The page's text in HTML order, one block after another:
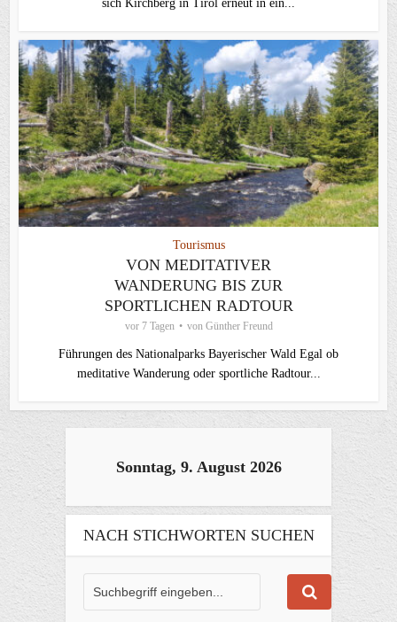
sich Kirchberg in Tirol erneut in ein...
Tourismus
VON MEDITATIVER
WANDERUNG BIS ZUR
SPORTLICHEN RADTOUR
vor 7 Tagen von Günther Freund
Führungen des Nationalparks Bayerischer Wald Egal ob
meditative Wanderung oder sportliche Radtour...
Sonntag, 9. August 2026
NACH STICHWORTEN SUCHEN